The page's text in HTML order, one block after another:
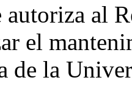
autoriza al
el
de la